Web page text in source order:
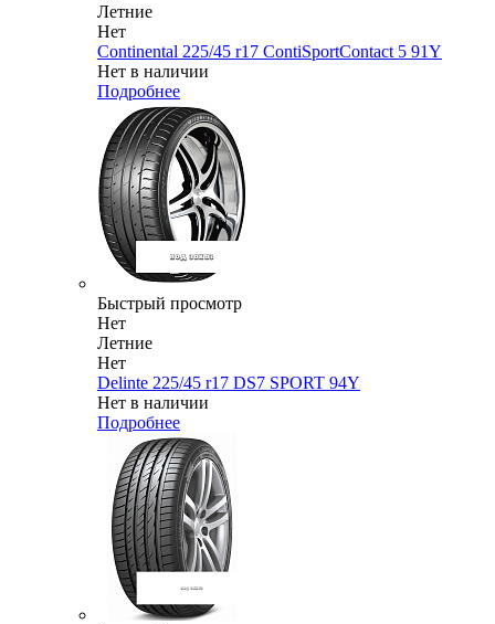
Летние
Нет
Continental 225/45 r17 ContiSportContact 5 91Y
Нет в наличии
Подробнее
Быстрый просмотр
Нет
Летние
Нет
Delinte 225/45 r17 DS7 SPORT 94Y
Нет в наличии
Подробнее